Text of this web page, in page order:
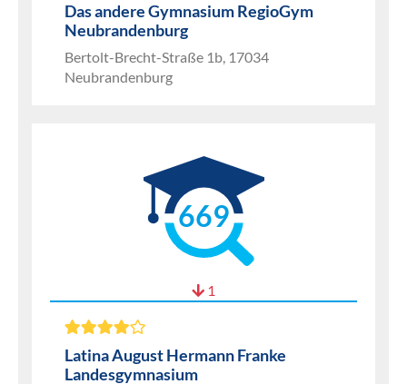
Das andere Gymnasium RegioGym
Neubrandenburg
Bertolt-Brecht-Straße 1b, 17034
Neubrandenburg
669
1
Latina August Hermann Franke
Landesgymnasium